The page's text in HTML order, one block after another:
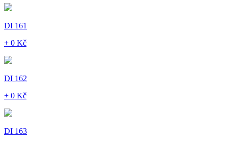
DI 161
+ 0 Kč
DI 162
+ 0 Kč
DI 163